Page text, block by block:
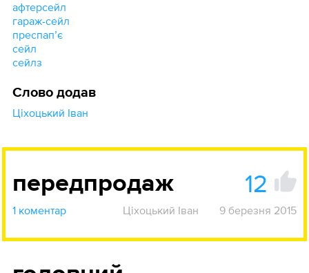
афтерсейл
гараж-сейл
преспапʼє
сейл
сейлз
Слово додав
Ціхоцький Іван
передпродаж 12
1 коментар Ціхоцький Іван 9 березня 2015